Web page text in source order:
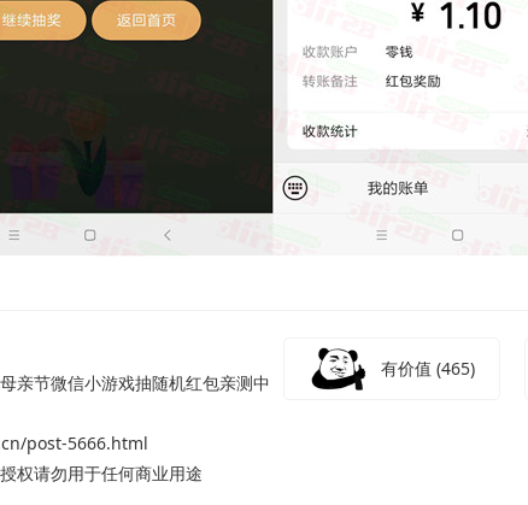
有价值(465)
亲节微信小游戏抽随机红包亲测中
post-5666.html
权请勿用于任何商业用途